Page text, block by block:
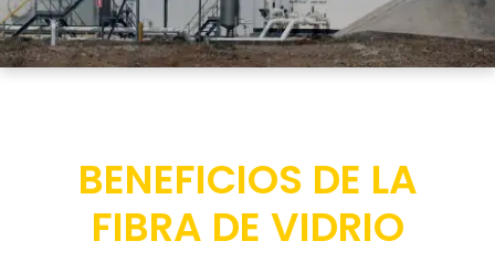
BENEFICIOS DE LA
FIBRA DE VIDRIO